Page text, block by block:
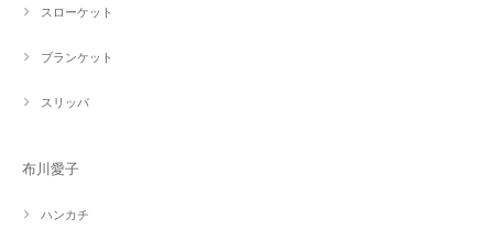
スローケット
ブランケット
スリッパ
布川愛子
ハンカチ